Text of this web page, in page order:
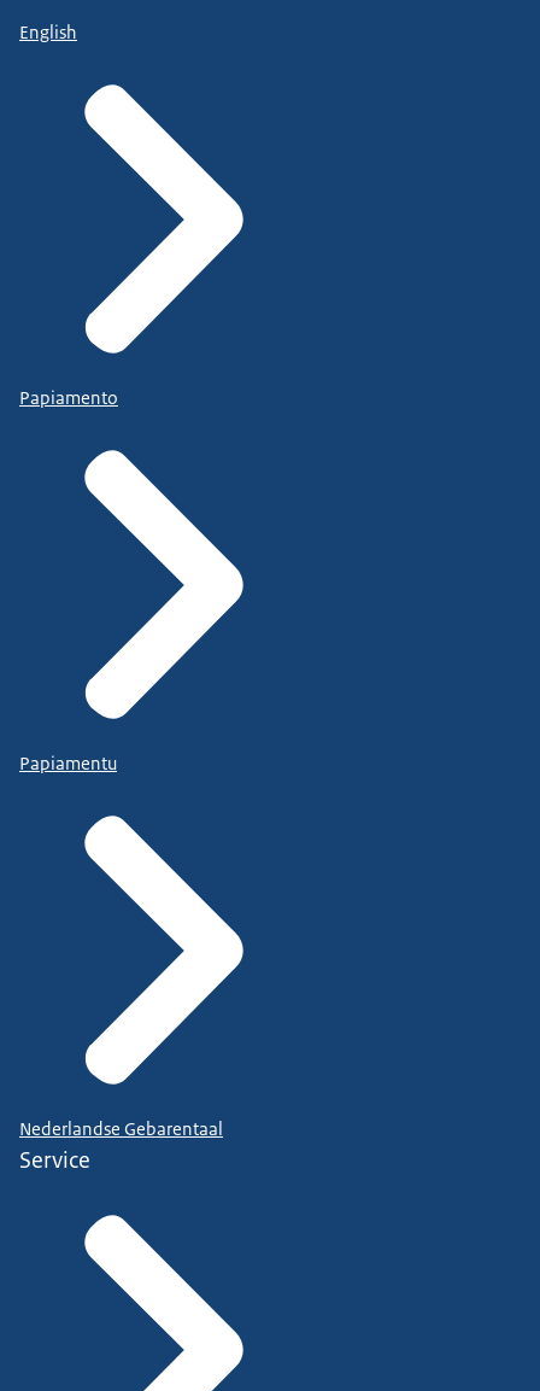
English
Papiamento
Papiamentu
Nederlandse Gebarentaal
Service